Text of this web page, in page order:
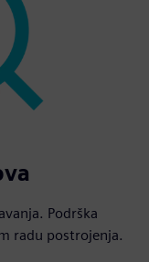
Podrška
radu postrojenja.